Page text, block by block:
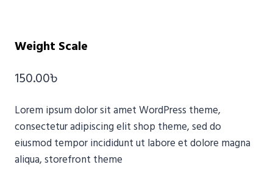
Weight Scale
150.00৳
Lorem ipsum dolor sit amet WordPress theme,
consectetur adipiscing elit shop theme, sed do
eiusmod tempor incididunt ut labore et dolore magna
aliqua, storefront theme